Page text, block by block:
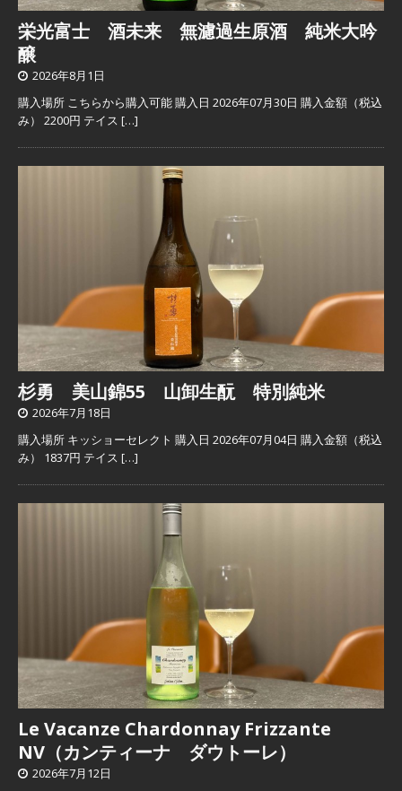
栄光富士 酒未来 無濾過生原酒 純米大吟
醸
2026年8月1日
購入場所 こちらから購入可能 購入日 2026年07月30日 購入金額（税込
み） 2200円 テイス […]
杉勇 美山錦55 山卸生酛 特別純米
2026年7月18日
購入場所 キッショーセレクト 購入日 2026年07月04日 購入金額（税込
み） 1837円 テイス […]
Le Vacanze Chardonnay Frizzante
NV（カンティーナ ダウトーレ）
2026年7月12日